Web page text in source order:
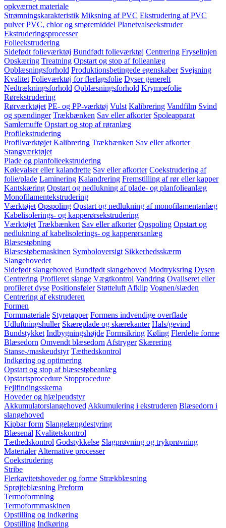
opkværnet materiale
Strømningskarakteristik Miksning af PVC Ekstrudering af PVC
pulver PVC, chlor og smøremiddel Planetvalseekstruder
Ekstruderingsprocesser
Folieekstrudering
Sidefødt folieværktøj Bundfødt folieværktøj Centrering Fryselinjen
Opskæring Treatning Opstart og stop af folieanlæg
Opblæsningsforhold Produktionsbetingede egenskaber Svejsning
Kvalitet Folieværktøj for flerlagsfolie Dyser generelt
Nedtrækningsforhold Opblæsningsforhold Krympefolie
Rørekstrudering
Rørværktøjet PE- og PP-værktøj Vulst Kalibrering Vandfilm Svind
og spændinger Trækbænken Sav eller afkorter Spoleapparat
Samlemuffe Opstart og stop af røranlæg
Profilekstrudering
Profilværktøjet Kalibrering Trækbænken Sav eller afkorter
Stangværktøjet
Plade og planfolieekstrudering
Kølevalser eller kalandrette Sav eller afkorter Coekstrudering af
folie/plade Laminering Kalandrering Fremstilling af rør eller kapper
Kantskæring Opstart og nedlukning af plade- og planfolieanlæg
Monofilamentekstrudering
Værktøjet Opspoling Opstart og nedlukning af monofilamentanlæg
Kabelisolerings- og kapperørsekstrudering
Værktøjet Trækbænken Sav eller afkorter Opspoling Opstart og
nedlukning af kabelisolerings- og kapperørsanlæg
Blæsestøbning
Blæsestøbemaskinen Symboloversigt Sikkerhedsskærm
Slangehovedet
Sidefødt slangehoved Bundfødt slangehoved Modtryksring Dysen
Centrering Profileret slange Vægtkontrol Vandring Ovaliseret eller
profileret dyse Positionsføler Støtteluft Afklip Vognen/slæden
Centrering af ekstruderen
Formen
Formmateriale Styretapper Formens indvendige overflade
Udluftningshuller Skæreplade og skærekanter Hals/gevind
Bundstykket Indbygningshøjde Formsikring Køling Flerdelte forme
Blæsedorn Omvendt blæsedorn Afstryger Skærering
Stanse-/maskeudstyr Tæthedskontrol
Indkøring og optimering
Opstart og stop af blæsestøbeanlæg
Opstartsprocedure Stopprocedure
Fejlfindingsskema
Hoveder og hjælpeudstyr
Akkumulatorslangehoved Akkumulering i ekstruderen Blæsedorn i
slangehoved
Kipbar form Slangelængdestyring
Blæsenål Kvalitetskontrol
Tæthedskontrol Godstykkelse Slagprøvning og trykprøvning
Materialer Alternative processer
Coekstrudering
Stribe
Flerkavitetshoveder og forme Strækblæsning
Sprøjteblæsning Preform
Termoformning
Termoformmaskinen
Opstilling og indkøring
Opstilling Indkøring